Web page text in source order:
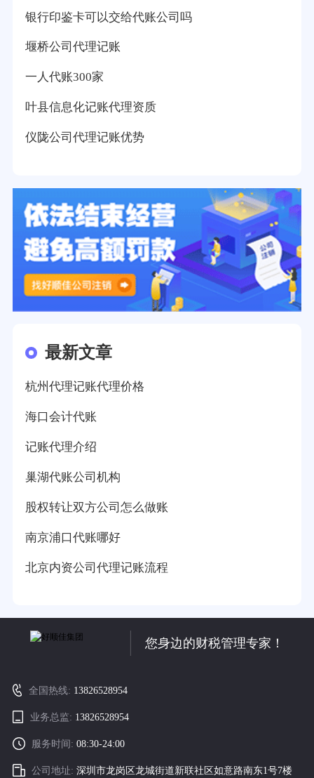
银行印鉴卡可以交给代账公司吗
堰桥公司代理记账
一人代账300家
叶县信息化记账代理资质
仪陇公司代理记账优势
最新文章
杭州代理记账代理价格
海口会计代账
记账代理介绍
巢湖代账公司机构
股权转让双方公司怎么做账
南京浦口代账哪好
北京内资公司代理记账流程
您身边的财税管理专家！
全国热线: 13826528954
业务总监: 13826528954
服务时间:08:30-24:00
公司地址:深圳市龙岗区龙城街道新联社区如意路南东1号7楼